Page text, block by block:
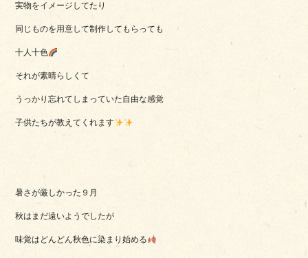
実物をイメージしてたり
同じものを用意して制作してもらっても
十人十色
それが素晴らしくて
うっかり忘れてしまっていた自由な感覚
子供たちが教えてくれます
暑さが厳しかった９月
秋はまだ遠いようでしたが
味覚はどんどん秋色に染まり始める